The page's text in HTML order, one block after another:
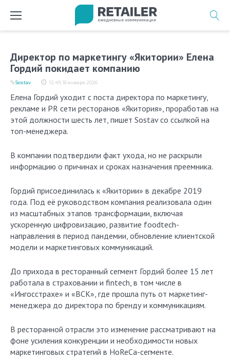
Директор по маркетингу «Якитории» Елена
Гордий покидает компанию
12:49, 16 января 2026
Sostav
Елена Гордий уходит с поста директора по маркетингу,
рекламе и PR сети ресторанов «Якитория», проработав на
этой должности шесть лет, пишет Sostav со ссылкой на
топ-менеджера.
В компании подтвердили факт ухода, но не раскрыли
информацию о причинах и сроках назначения преемника.
Гордий присоединилась к «Якитории» в декабре 2019
года. Под её руководством компания реализовала один
из масштабных этапов трансформации, включая
ускоренную цифровизацию, развитие foodtech-
направления в период пандемии, обновление клиентской
модели и маркетинговых коммуникаций.
До прихода в ресторанный сегмент Гордий более 15 лет
работала в страховании и fintech, в том числе в
«Ингосстрахе» и «ВСК», где прошла путь от маркетинг-
менеджера до директора по бренду и коммуникациям.
В ресторанной отрасли это изменение рассматривают на
фоне усиления конкуренции и необходимости новых
маркетинговых стратегий в HoReCa-сегменте.